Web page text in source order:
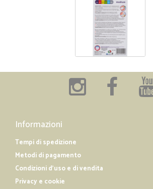
Informazioni
Tempi di spedizione
Metodi di pagamento
Condizioni d'uso e di vendita
Privacy e cookie